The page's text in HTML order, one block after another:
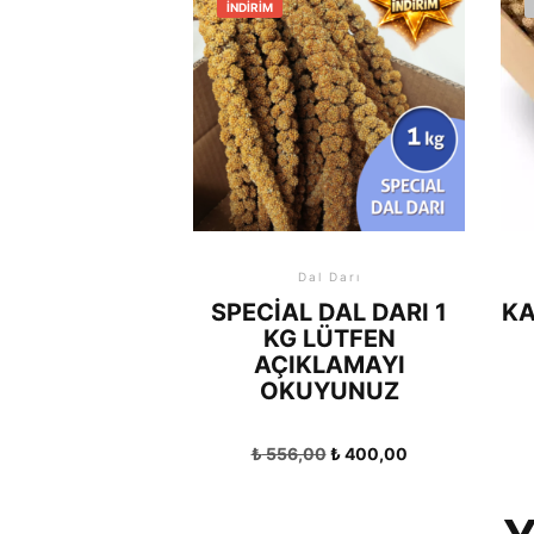
İNDIRIM
Dal Darı
SPECIAL DAL DARI 1
KG LÜTFEN
AÇIKLAMAYI
OKUYUNUZ
₺556,00 ₺400,00